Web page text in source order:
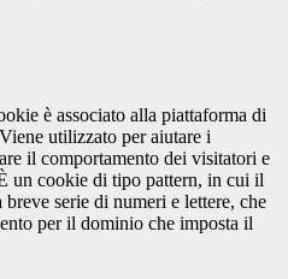
è associato alla piattaforma di
utilizzato per aiutare i
il comportamento dei visitatori e
un cookie di tipo pattern, in cui il
serie di numeri e lettere, che
per il dominio che imposta il